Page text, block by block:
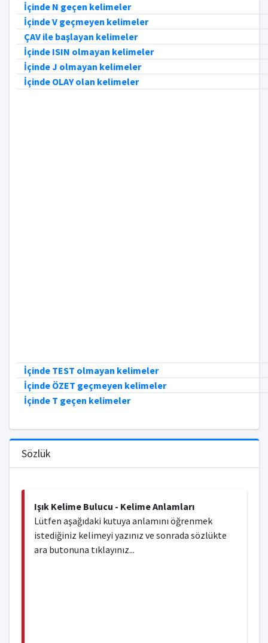
İçinde N geçen kelimeler
İçinde V geçmeyen kelimeler
ÇAV ile başlayan kelimeler
İçinde ISIN olmayan kelimeler
İçinde J olmayan kelimeler
İçinde OLAY olan kelimeler
İçinde TEST olmayan kelimeler
İçinde ÖZET geçmeyen kelimeler
İçinde T geçen kelimeler
Sözlük
Işık Kelime Bulucu - Kelime Anlamları
Lütfen aşağıdaki kutuya anlamını öğrenmek
istediğiniz kelimeyi yazınız ve sonrada sözlükte
ara butonuna tıklayınız...